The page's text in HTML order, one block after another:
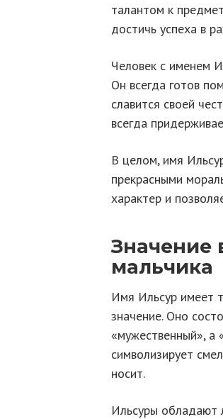
талантом к
достичь успеха в
Человек с именем
Он всегда готов
славится своей
всегда
В целом, имя
прекрасными
характер и
Значение
мальчика
Имя Ильсур имеет
значение. Оно
«мужественный», а
символизирует
носит.
Ильсуры обладают